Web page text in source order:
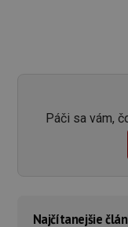
Páči sa vám,
Najčítanejšie